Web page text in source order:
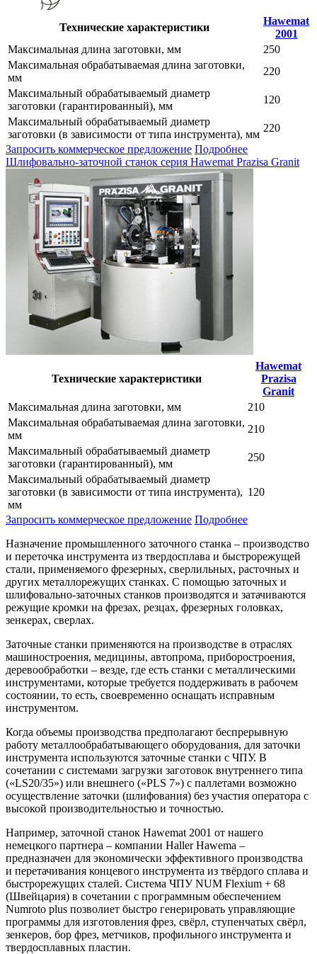
Технические характеристики
Hawemat
2001
Максимальная длина заготовки, мм
250
Максимальная обрабатываемая длина заготовки,
мм
220
Максимальный обрабатываемый диаметр
заготовки (гарантированный), мм
120
Максимальный обрабатываемый диаметр
заготовки (в зависимости от типа инструмента), мм
220
Запросить коммерческое предложение Подробнее
Шлифовально-заточной станок серия Hawemat Prazisa Granit
Технические характеристики
Hawemat
Prazisa
Granit
Максимальная длина заготовки, мм
210
Максимальная обрабатываемая длина заготовки,
мм
210
Максимальный обрабатываемый диаметр
заготовки (гарантированный), мм
250
Максимальный обрабатываемый диаметр
заготовки (в зависимости от типа инструмента),
мм
120
Запросить коммерческое предложение Подробнее
Назначение промышленного заточного станка – производство
и переточка инструмента из твердосплава и быстрорежущей
стали, применяемого фрезерных, сверлильных, расточных и
других металлорежущих станках. С помощью заточных и
шлифовально-заточных станков производятся и затачиваются
режущие кромки на фрезах, резцах, фрезерных головках,
зенкерах, сверлах.
Заточные станки применяются на производстве в отраслях
машиностроения, медицины, автопрома, приборостроения,
деревообработки – везде, где есть станки с металлическими
инструментами, которые требуется поддерживать в рабочем
состоянии, то есть, своевременно оснащать исправным
инструментом.
Когда объемы производства предполагают беспрерывную
работу металлообрабатывающего оборудования, для заточки
инструмента используются заточные станки с ЧПУ. В
сочетании с системами загрузки заготовок внутреннего типа
(«LS20/35») или внешнего («PLS 7») с паллетами возможно
осуществление заточки (шлифования) без участия оператора с
высокой производительностью и точностью.
Например, заточной станок Hawemat 2001 от нашего
немецкого партнера – компании Haller Hawema –
предназначен для экономически эффективного производства
и перетачивания концевого инструмента из твёрдого сплава и
быстрорежущих сталей. Система ЧПУ NUM Flexium + 68
(Швейцария) в сочетании с программным обеспечением
Numroto plus позволиет быстро генерировать управляющие
программы для изготовления фрез, свёрл, ступенчатых свёрл,
зенкеров, бор фрез, метчиков, профильного инструмента и
твердосплавных пластин.